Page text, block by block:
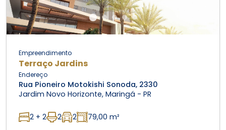
Empreendimento
Terraço Jardins
Endereço
Rua Pioneiro Motokishi Sonoda, 2330
Jardim Novo Horizonte, Maringá - PR
2 + 2 2 2 79,00 m²